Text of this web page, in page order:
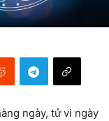
ngày, tử vi ngày